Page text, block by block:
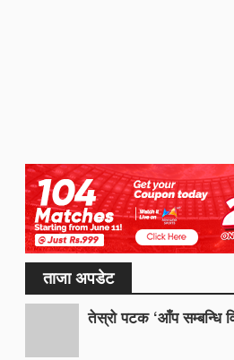
ताजा अपडेट
तेस्रो पटक ‘आँप सम्बन्धि